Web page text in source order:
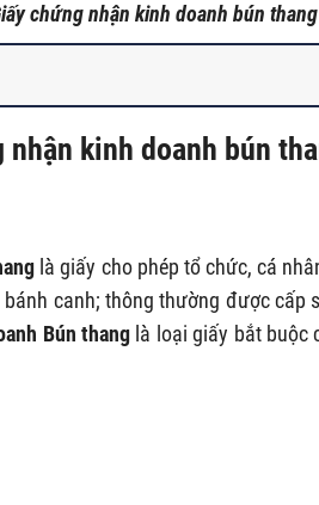
chứng nhận kinh doanh bún thang
kinh doanh bún
là giấy cho phép tổ chức, cá
canh; thông thường được cấp
Bún thang là loại giấy bắt buộc